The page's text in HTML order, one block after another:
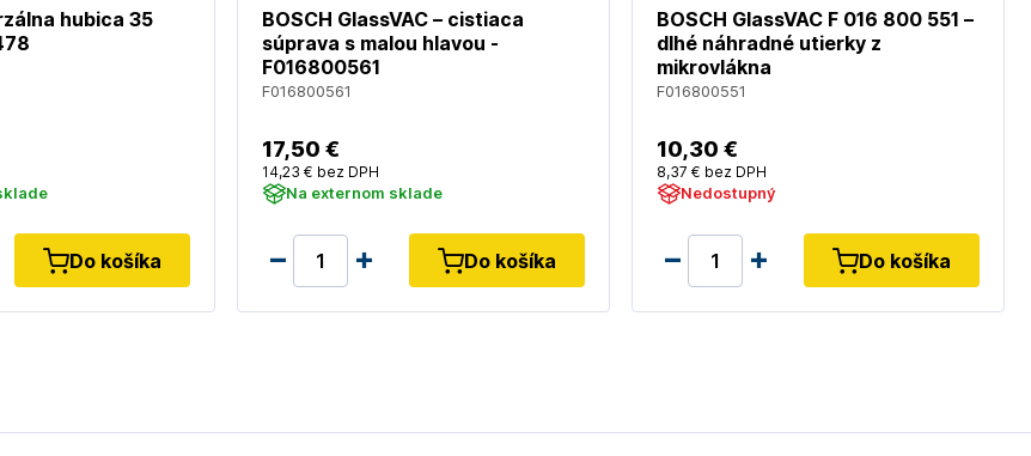
hubica 35
Do košíka
BOSCH GlassVAC – cistiaca
súprava s malou hlavou -
F016800561
F016800561
17,50 €
14,23 € bez DPH
Na externom sklade
Do košíka
BOSCH GlassVAC F 016 800 551 –
dlhé náhradné utierky z
mikrovlákna
F016800551
10,30 €
8,37 € bez DPH
Nedostupný
Do košíka